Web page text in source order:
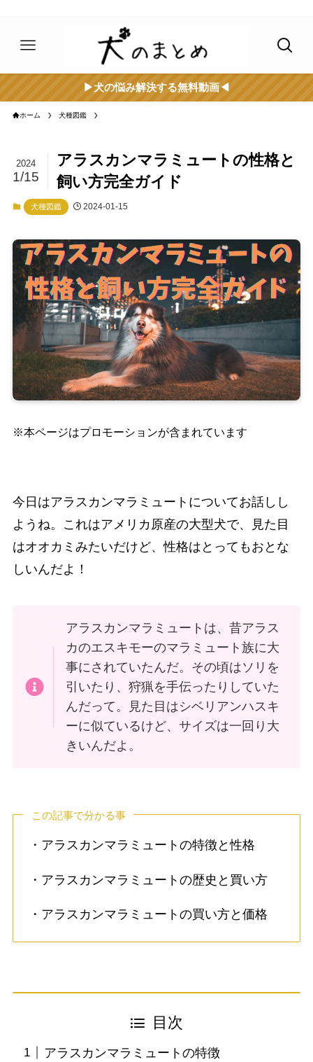
▶︎犬の悩み解決する無料動画◀︎
ホーム 犬種図鑑
アラスカンマラミュートの性格と
飼い方完全ガイド
2024
1/15
犬種図鑑 2024-01-15
※本ページはプロモーションが含まれています
今日はアラスカンマラミュートについてお話しし
ようね。これはアメリカ原産の大型犬で、見た目
はオオカミみたいだけど、性格はとってもおとな
しいんだよ！
アラスカンマラミュートは、昔アラス
カのエスキモーのマラミュート族に大
事にされていたんだ。その頃はソリを
引いたり、狩猟を手伝ったりしていた
んだって。見た目はシベリアンハスキ
ーに似ているけど、サイズは一回り大
きいんだよ。
この記事で分かる事
・アラスカンマラミュートの特徴と性格
・アラスカンマラミュートの歴史と買い方
・アラスカンマラミュートの買い方と価格
目次
アラスカンマラミュートの特徴